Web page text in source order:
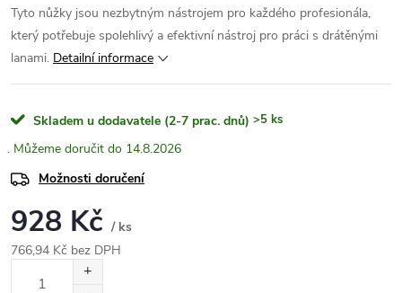
Tyto nůžky jsou nezbytným nástrojem pro každého profesionála,
který potřebuje spolehlivý a efektivní nástroj pro práci s drátěnými
lanami. Detailní informace
Skladem u dodavatele (2-7 prac. dnů) >5 ks
14.8.2026
Možnosti doručení
928 Kč / ks
766,94 Kč bez DPH